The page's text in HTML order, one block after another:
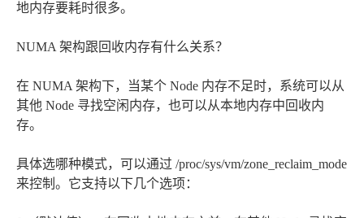
地内存要耗时很多。
NUMA 架构跟回收内存有什么关系？
在 NUMA 架构下，当某个 Node 内存不足时，系统可以从
其他 Node 寻找空闲内存，也可以从本地内存中回收内
存。
具体选哪种模式，可以通过 /proc/sys/vm/zone_reclaim_mode
来控制。它支持以下几个选项：